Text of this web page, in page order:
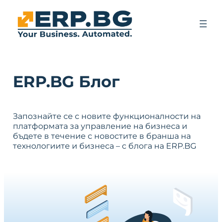
ERP.BG Блог
Запознайте се с новите функционалности на
платформата за управление на бизнеса и
бъдете в течение с новостите в бранша на
технологиите и бизнеса – с блога на ERP.BG